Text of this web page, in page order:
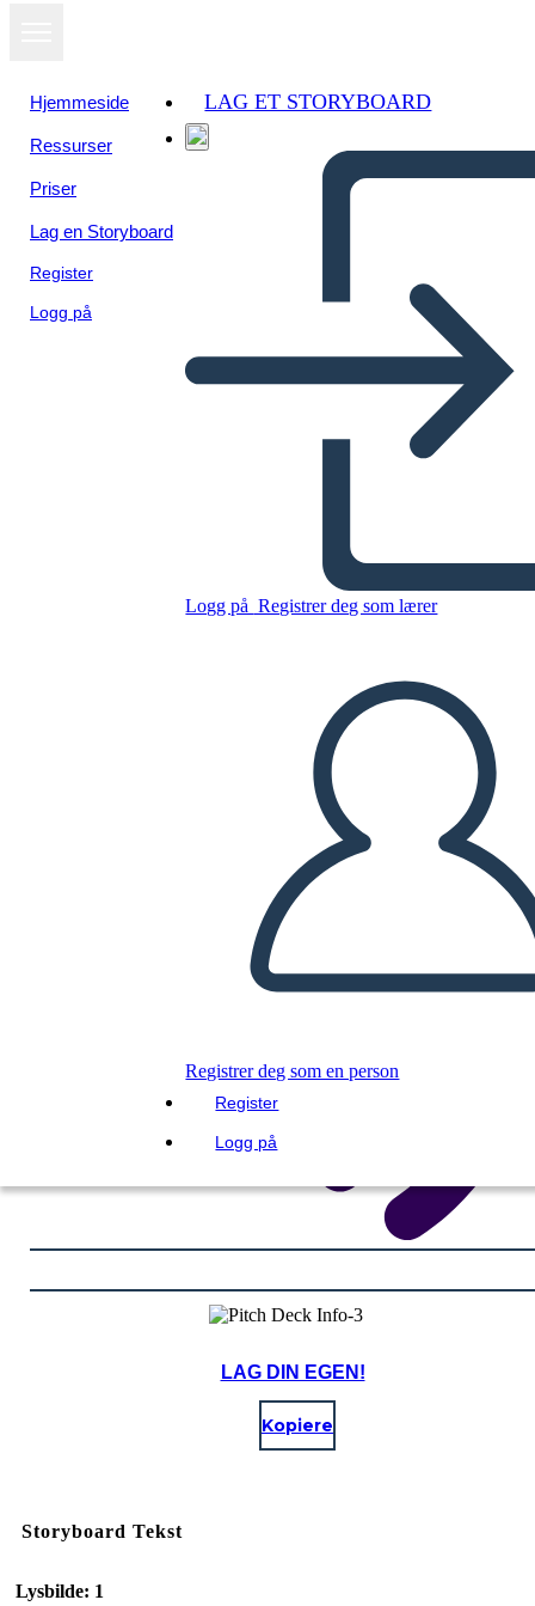
Hjemmeside
Ressurser
Priser
Lag en Storyboard
Register
Logg på
LAG ET STORYBOARD
Logg på Registrer deg som lærer
Registrer deg som en person
Register
Logg på
SPILLE AV LYSBILDEFREMVISNING
LES FOR MEG
LAG DIN EGEN!
Kopiere
Storyboard Tekst
Lysbilde: 1